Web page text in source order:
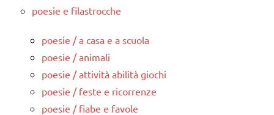
poesie e filastrocche
poesie / a casa e a scuola
poesie / animali
poesie / attività abilità giochi
poesie / feste e ricorrenze
poesie / fiabe e favole